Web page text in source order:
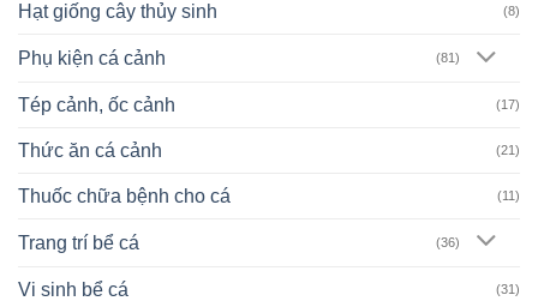
Hạt giống cây thủy sinh (8)
Phụ kiện cá cảnh (81)
Tép cảnh, ốc cảnh (17)
Thức ăn cá cảnh (21)
Thuốc chữa bệnh cho cá (11)
Trang trí bể cá (36)
Vi sinh bể cá (31)